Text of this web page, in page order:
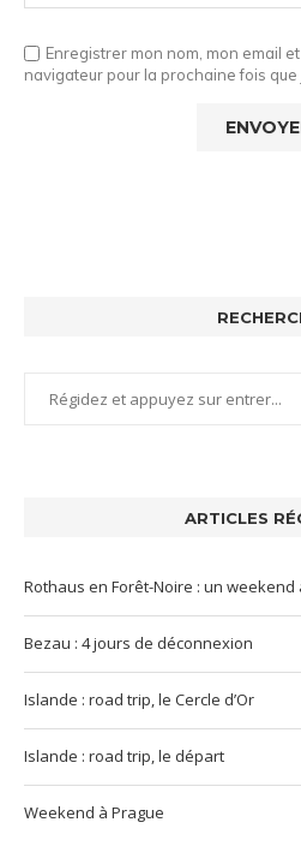
Enregistrer mon nom, mon email
navigateur pour la prochaine fois que
ARTICLES
Rothaus en Forêt-Noire : un
Bezau : 4 jours de déconnexion
Islande : road trip, le Cercle d’Or
Islande : road trip, le départ
Weekend à Prague